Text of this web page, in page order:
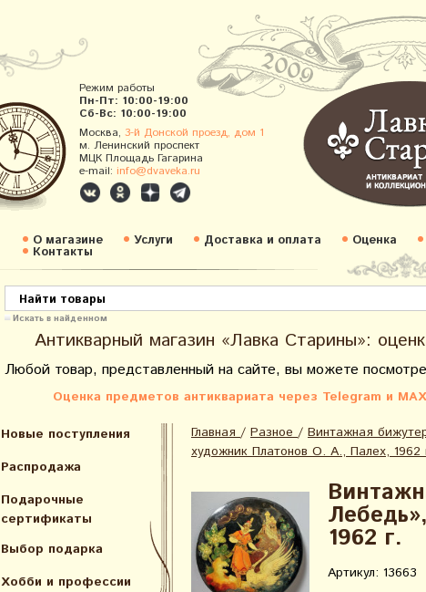
Режим работы
Пн-Пт: 10:00-19:00
Сб-Вс: 10:00-19:00
Москва, 3-й Донской проезд, дом 1
м. Ленинский проспект
МЦК Площадь Гагарина
e-mail: info@dvaveka.ru
О магазине Услуги Доставка и оплата Оценка
Контакты
Искать в найденном
Антикварный магазин «Лавка Старины»:
Любой товар, представленный на сайте, вы можете
Оценка предметов антиквариата через Telegram и
Новые поступления
Распродажа
Подарочные
сертификаты
Выбор подарка
Хобби и профессии
Главная / Разное / Винтажная
художник Платонов О. А., Палех, 1962
1962 г.
Артикул: 13663